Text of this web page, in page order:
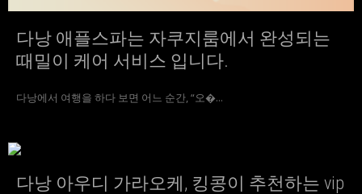
다낭 애플스파는 자쿠지룸에서 완성되는
때밀이 케어 서비스 입니다.
다낭에서 여행을 하다 보면 어느 순간, “오�...
다낭 아우디 가라오케, 킹콩이 추천하는 vip